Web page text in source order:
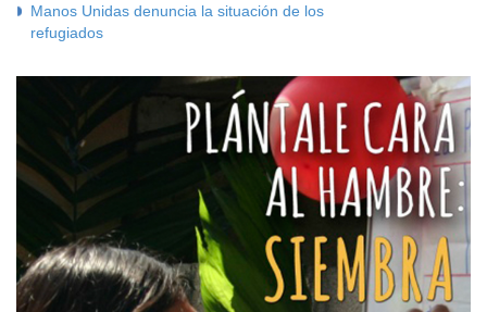
Manos Unidas denuncia la situación de los
refugiados